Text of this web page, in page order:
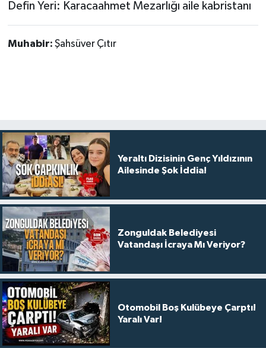
Defin Yeri: Karacaahmet Mezarlığı aile kabristanı
Muhabir: Şahsüver Çıtır
Yeraltı Dizisinin Genç Yıldızının
Ailesinde Şok İddia!
Zonguldak Belediyesi
Vatandaşı İcraya Mı Veriyor?
Otomobil Boş Kulübeye Çarptı!
Yaralı Var!